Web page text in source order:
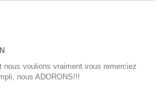
nous voulions vraiment vous remerciez
nous ADORONS!!!